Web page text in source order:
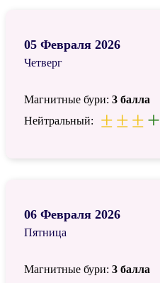
05 Февраля 2026
Четверг
Магнитные бури: 3 балла
Нейтральный:
±±±+
06 Февраля 2026
Пятница
Магнитные бури: 3 балла